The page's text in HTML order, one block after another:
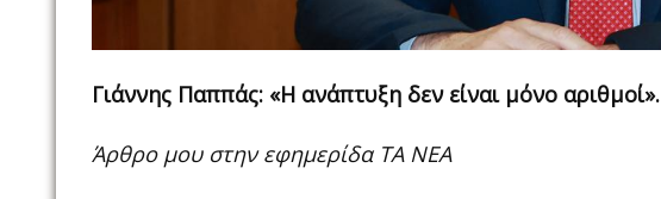
Γιάννης Παππάς: «Η ανάπτυξη δεν είναι μόνο αριθμοί».
Άρθρο μου στην εφημερίδα ΤΑ ΝΕΑ